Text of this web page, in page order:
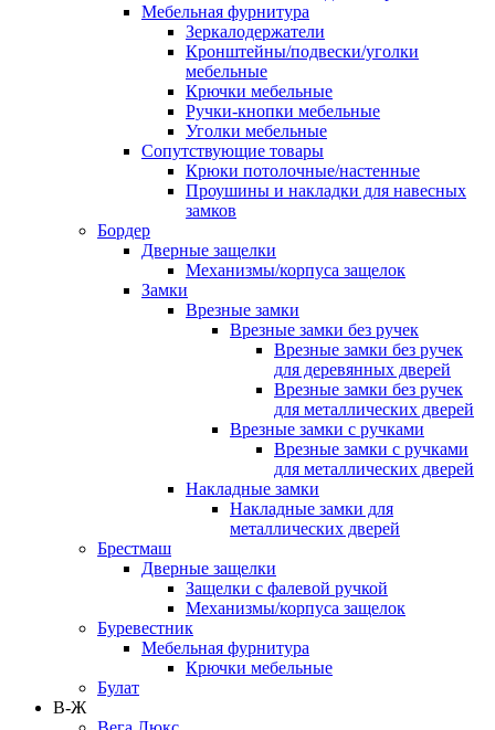
Мебельная фурнитура
Зеркалодержатели
Кронштейны/подвески/уголки
мебельные
Крючки мебельные
Ручки-кнопки мебельные
Уголки мебельные
Сопутствующие товары
Крюки потолочные/настенные
Проушины и накладки для навесных
замков
Бордер
Дверные защелки
Механизмы/корпуса защелок
Замки
Врезные замки
Врезные замки без ручек
Врезные замки без ручек
для деревянных дверей
Врезные замки без ручек
для металлических дверей
Врезные замки с ручками
Врезные замки с ручками
для металлических дверей
Накладные замки
Накладные замки для
металлических дверей
Брестмаш
Дверные защелки
Защелки с фалевой ручкой
Механизмы/корпуса защелок
Буревестник
Мебельная фурнитура
Крючки мебельные
Булат
В-Ж